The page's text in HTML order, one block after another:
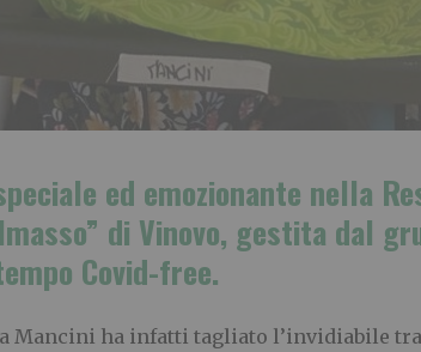
ed emozionante nella
di Vinovo, gestita dal
Covid-free.
Mancini ha infatti tagliato l’invidiabile